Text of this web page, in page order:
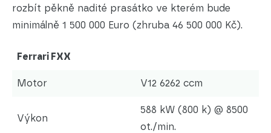
rozbít pěkně nadité prasátko ve kterém bude
minimálně 1 500 000 Euro (zhruba 46 500 000 Kč).
Ferrari FXX
Motor V12 6262 ccm
Výkon
588 kW (800 k) @ 8500
ot./min.